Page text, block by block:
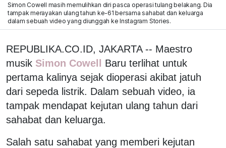
Simon Cowell masih memulihkan diri pasca operasi tulang belakang. Dia
tampak merayakan ulang tahun ke-61 bersama sahabat dan keluarga
dalam sebuah video yang diunggah ke Instagram Stories.
REPUBLIKA.CO.ID, JAKARTA -- Maestro
musik Simon Cowell Baru terlihat untuk
pertama kalinya sejak dioperasi akibat jatuh
dari sepeda listrik. Dalam sebuah video, ia
tampak mendapat kejutan ulang tahun dari
sahabat dan keluarga.
Salah satu sahabat yang memberi kejutan